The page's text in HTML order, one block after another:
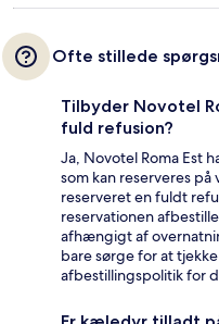
Ofte stillede
Tilbyder Novotel
fuld refusion?
Ja, Novotel Roma Est
som kan reserveres på
reserveret en fuldt
reservationen
afhængigt af
bare sørge for at
afbestillingspolitik for